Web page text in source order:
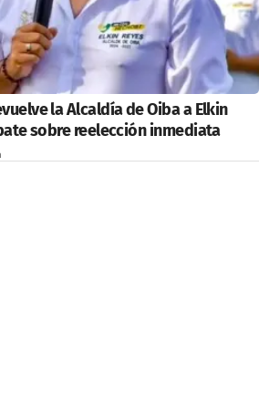
la Alcaldía de Oiba a Elkin
sobre reelección inmediata